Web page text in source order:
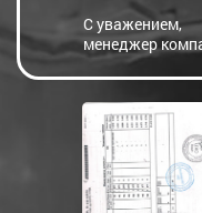
С уважением,
менеджер